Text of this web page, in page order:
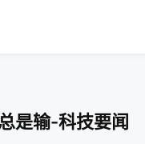
是输-科技要闻